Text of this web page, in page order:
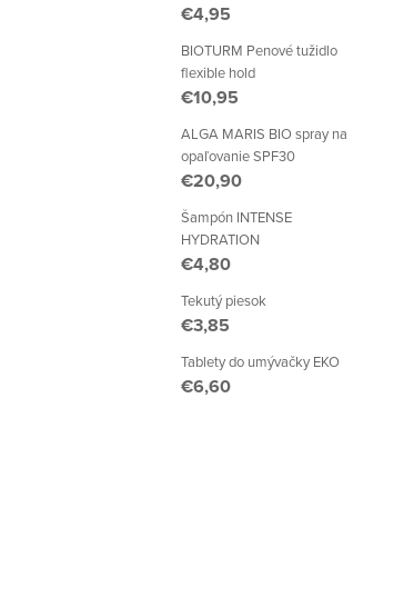
€4,95
BIOTURM Penové tužidlo
flexible hold
€10,95
ALGA MARIS BIO spray na
opaľovanie SPF30
€20,90
Šampón INTENSE
HYDRATION
€4,80
Tekutý piesok
€3,85
Tablety do umývačky EKO
€6,60